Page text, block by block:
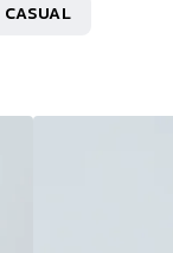
CASUAL